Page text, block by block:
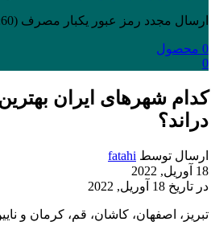
ارسال مجدد رمز عبور یکبار مصرف (00:
60
0 محصول
0
کدام شهرهای ایران
دراند؟
ارسال توسط fatahi
18 آوریل, 2022
در تاریخ 18 آوریل, 2022
تبریز، اصفهان، کاشان، قم، کرمان و